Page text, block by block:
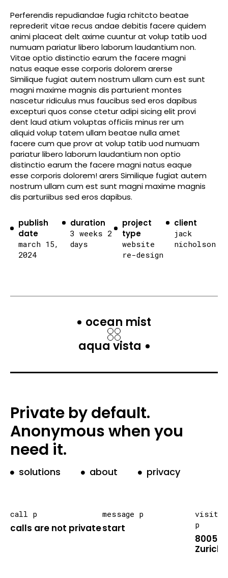
Perferendis repudiandae fugia rchitcto beatae
reprederit vitae recus andae debitis facere quidem
animi placeat delt axime cuuntur at volup tatib uod
numuam pariatur libero laborum laudantium non.
Vitae optio distinctio earum the facere magni
natus eaque esse corporis dolorem arerse
Similique fugiat autem nostrum ullam cum est sunt
magni maxime magnis dis parturient montes
nascetur ridiculus mus faucibus sed eros dapibus
excepturi quos conse ctetur adipi sicing elit provi
dent laud atium voluptas officiis minus rer um
aliquid volup tatem ullam beatae nulla amet
facere cum que provr at volup tatib uod numuam
pariatur libero laborum laudantium non optio
distinctio earum the facere magni natus eaque
esse corporis dolorem! arers Similique fugiat autem
nostrum ullam cum est sunt magni maxime magnis
dis parturiibus sed eros dapibus.
publish
date
march 15,
2024
duration
3 weeks 2
days
project
type
website
re-design
client
jack
nicholson
ocean mist
aqua vista
Private by default.
Anonymous when you
need it.
solutions about privacy
call p
calls are not private
message p
start
visit
p
8005
Zurich